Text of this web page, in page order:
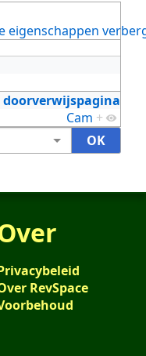
eigenschappen
doorverwijspagina
Cam +
RevSpace